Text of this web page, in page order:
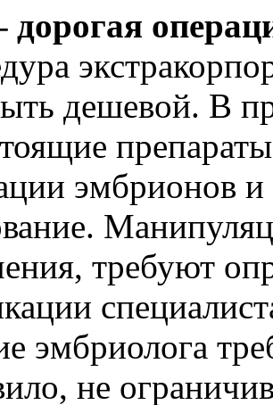
дешевой. В
эмбрионов
требуют
эмбриолога
не